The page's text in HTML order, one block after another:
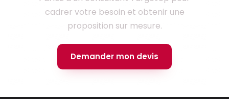
cadrer votre besoin et obtenir une
proposition sur mesure.
Demander mon devis